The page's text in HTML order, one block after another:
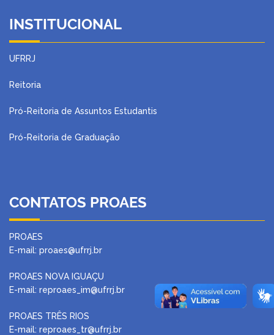
INSTITUCIONAL
UFRRJ
Reitoria
Pró-Reitoria de Assuntos Estudantis
Pró-Reitoria de Graduação
CONTATOS PROAES
PROAES
E-mail: proaes@ufrrj.br
PROAES NOVA IGUAÇU
E-mail: reproaes_im@ufrrj.br
PROAES TRÊS RIOS
E-mail: reproaes_tr@ufrrj.br